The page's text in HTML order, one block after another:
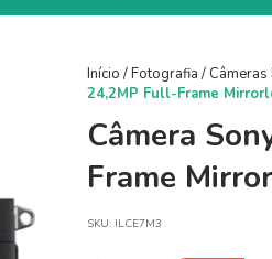
Início /Fotografia /
24,2MP Full-Frame
Câmera
Frame
SKU: ILCE7M3